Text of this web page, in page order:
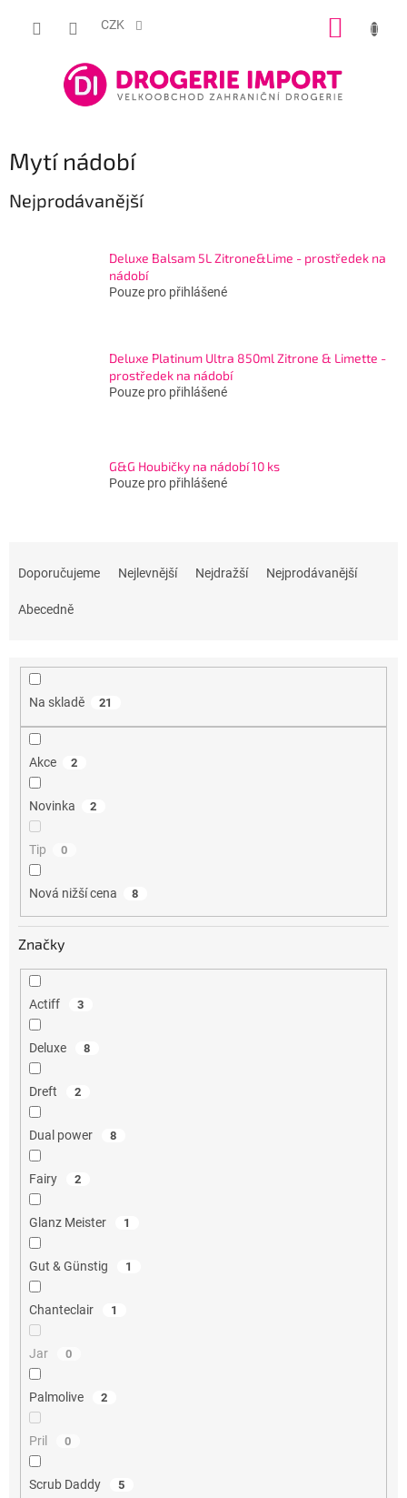
CZK
Mytí nádobí
Nejprodávanější
Deluxe Balsam 5L Zitrone&Lime - prostředek na
nádobí
Pouze pro přihlášené
Deluxe Platinum Ultra 850ml Zitrone & Limette -
prostředek na nádobí
Pouze pro přihlášené
G&G Houbičky na nádobí 10 ks
Pouze pro přihlášené
Doporučujeme Nejlevnější Nejdražší Nejprodávanější
Abecedně
Na skladě 21
Akce 2
Novinka 2
Tip 0
Nová nižší cena 8
Značky
Actiff 3
Deluxe 8
Dreft 2
Dual power 8
Fairy 2
Glanz Meister 1
Gut & Günstig 1
Chanteclair 1
Jar 0
Palmolive 2
Pril 0
Scrub Daddy 5